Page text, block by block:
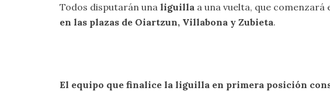
Todos disputarán una liguilla a una vuelta, que
en las plazas de Oiartzun, Villabona y Zubieta.
El equipo que finalice la liguilla en primera posición